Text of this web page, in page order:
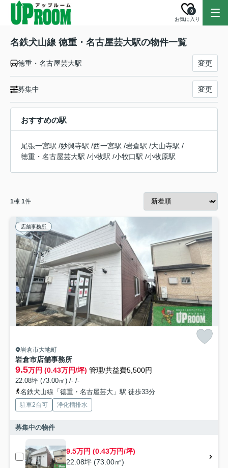
お気に入り
0
名鉄犬山線 徳重・名古屋芸大駅の物件一覧
徳重・名古屋芸大駅 変更
募集中 変更
おすすめの駅
尾張一宮駅 /妙興寺駅 /西一宮駅 /岩倉駅 /大山寺駅 /
徳重・名古屋芸大駅 /小牧駅 /小牧口駅 /小牧原駅
1棟 1件
店舗事務所
岩倉市大地町
岩倉市店舗事務所
9.5万円 (0.43万円/坪) 管理/共益費5,500円
22.08坪 (73.00㎡) /- /-
名鉄犬山線「徳重・名古屋芸大」駅 徒歩33分
駐車2台可 浄化槽排水
募集中の物件
9.5万円 (0.43万円/坪)
22.08坪 (73.00㎡)